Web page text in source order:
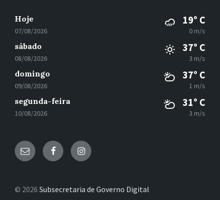
Hoje
07/08/2026
19° C
0 m/s
sábado
08/08/2026
37° C
3 m/s
domingo
09/08/2026
37° C
1 m/s
segunda-feira
10/08/2026
31° C
3 m/s
E- FacebookInstagram
© 2026 Subsecretaria de Governo Digital